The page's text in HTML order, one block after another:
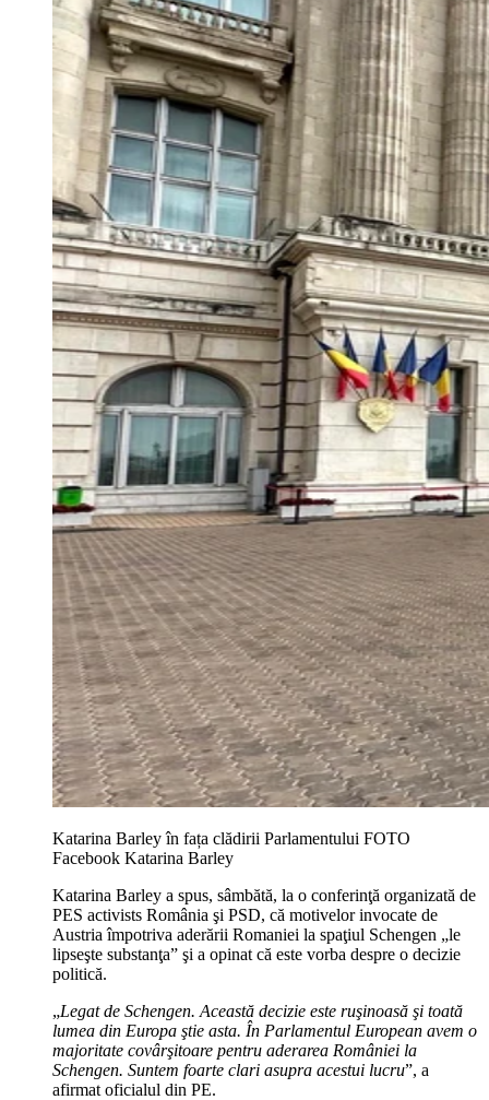
Katarina Barley în fața clădirii Parlamentului FOTO
Facebook Katarina Barley
Katarina Barley a spus, sâmbătă, la o conferinţă organizată de
PES activists România şi PSD, că motivelor invocate de
Austria împotriva aderării Romaniei la spaţiul Schengen „le
lipseşte substanţa” şi a opinat că este vorba despre o decizie
politică.
„Legat de Schengen. Această decizie este ruşinoasă şi toată
lumea din Europa ştie asta. În Parlamentul European avem o
majoritate covârşitoare pentru aderarea României la
Schengen. Suntem foarte clari asupra acestui lucru”, a
afirmat oficialul din PE.